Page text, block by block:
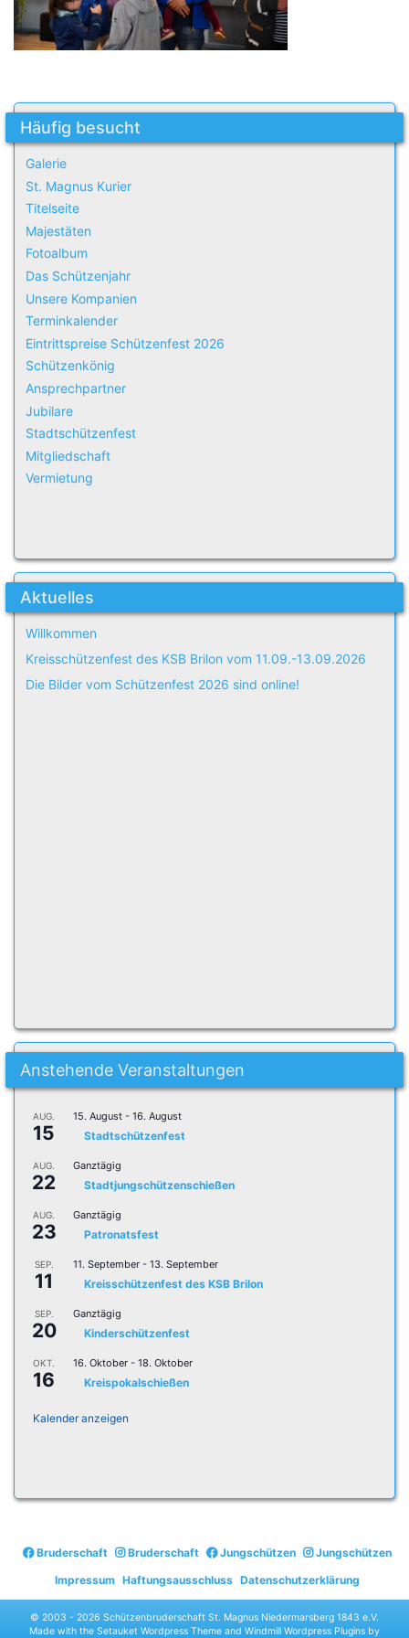
Häufig besucht
Galerie
St. Magnus Kurier
Titelseite
Majestäten
Fotoalbum
Das Schützenjahr
Unsere Kompanien
Terminkalender
Eintrittspreise Schützenfest 2026
Schützenkönig
Ansprechpartner
Jubilare
Stadtschützenfest
Mitgliedschaft
Vermietung
Aktuelles
Willkommen
Kreisschützenfest des KSB Brilon vom 11.09.-13.09.2026
Die Bilder vom Schützenfest 2026 sind online!
Anstehende Veranstaltungen
AUG.
15
15. August - 16. August
Stadtschützenfest
AUG.
22
Ganztägig
Stadtjungschützenschießen
AUG.
23
Ganztägig
Patronatsfest
SEP.
11
11. September - 13. September
Kreisschützenfest des KSB Brilon
SEP.
20
Ganztägig
Kinderschützenfest
OKT.
16
16. Oktober - 18. Oktober
Kreispokalschießen
Kalender anzeigen
Bruderschaft Bruderschaft Jungschützen
Jungschützen
Impressum Haftungsausschluss Datenschutzerklärung
© 2003 - 2026 Schützenbruderschaft St. Magnus Niedermarsberg 1843 e.V.
Made with the Setauket Wordpress Theme and Windmill Wordpress Plugins by